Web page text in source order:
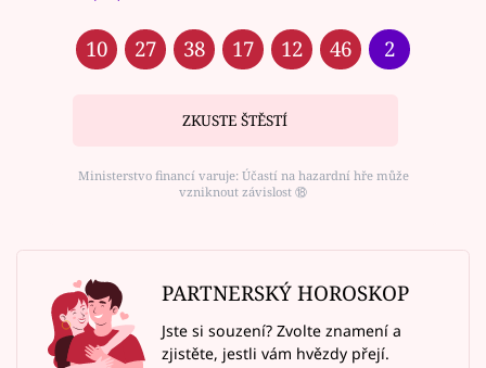
10 27 38 17 12 46 2
ZKUSTE ŠTĚSTÍ
Ministerstvo financí varuje: Účastí na hazardní hře může
vzniknout závislost ⑱
PARTNERSKÝ HOROSKOP
Jste si souzení? Zvolte znamení a
zjistěte, jestli vám hvězdy přejí.